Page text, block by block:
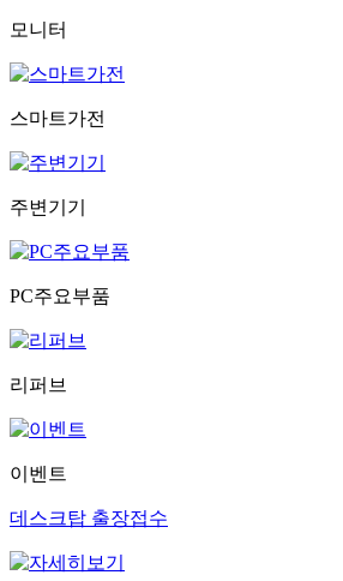
모니터
스마트가전
주변기기
PC주요부품
리퍼브
이벤트
데스크탑 출장접수